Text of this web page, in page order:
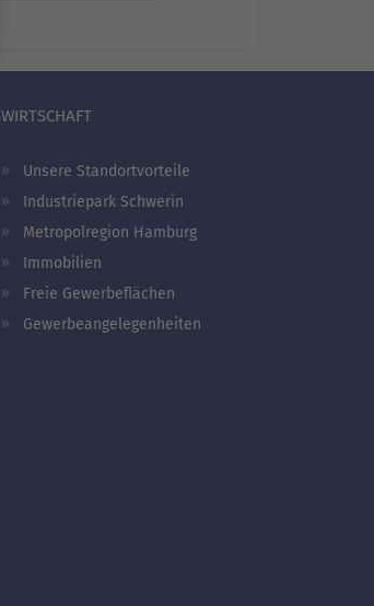
WIRTSCHAFT
Unsere Standortvorteile
Industriepark Schwerin
Metropolregion Hamburg
Immobilien
Freie Gewerbeflächen
Gewerbeangelegenheiten